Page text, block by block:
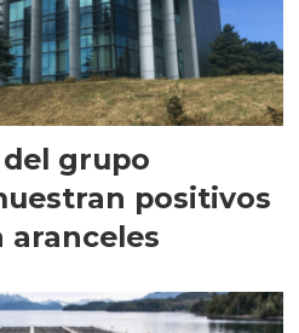
grupo
positivos
aranceles